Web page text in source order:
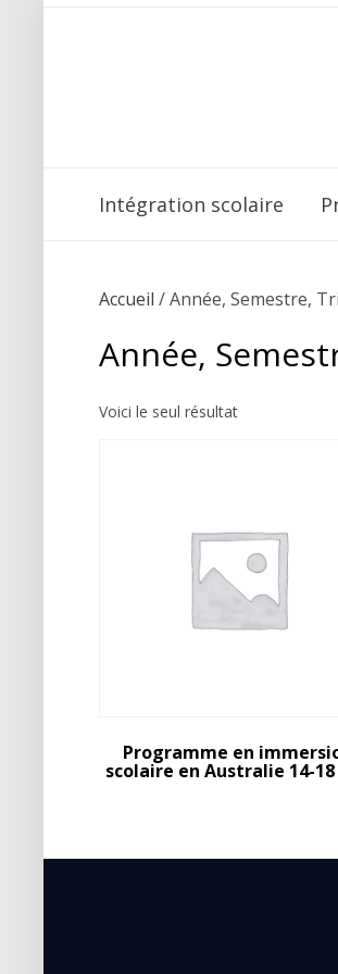
Intégration scolaire
Accueil / Année, Semestre,
Année,
Voici le seul résultat
Programme en
scolaire en Australie 14-18